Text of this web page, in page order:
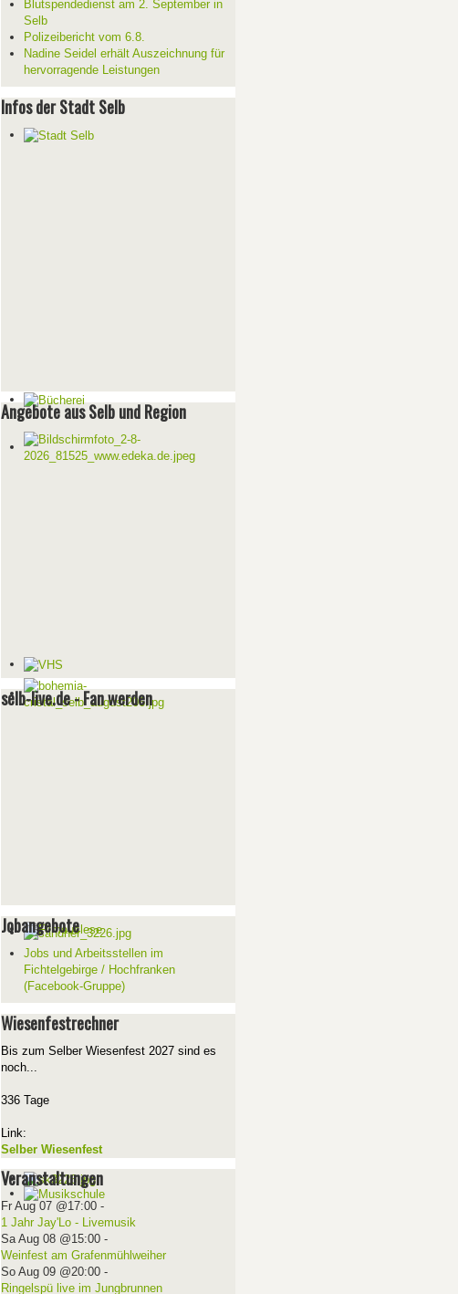
Blutspendedienst am 2. September in
Selb
Polizeibericht vom 6.8.
Nadine Seidel erhält Auszeichnung für
hervorragende Leistungen
Infos der Stadt Selb
Angebote aus Selb und Region
selb-live.de - Fan werden
Jobangebote
Jobs und Arbeitsstellen im
Fichtelgebirge / Hochfranken
(Facebook-Gruppe)
Wiesenfestrechner
Bis zum Selber Wiesenfest 2027 sind es
noch...
336 Tage
Link:
Selber Wiesenfest
Veranstaltungen
Fr Aug 07 @17:00-
1 Jahr Jay'Lo - Livemusik
Sa Aug 08 @15:00-
Weinfest am Grafenmühlweiher
So Aug 09 @20:00-
Ringelspü live im Jungbrunnen